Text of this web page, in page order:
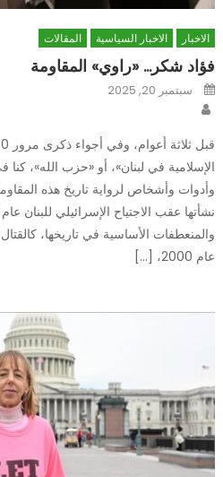
الاخبار الاخبار السياسية المقالات
فؤاد شكر… «راوي» المقاومة
Posted
onسبتمبر 20, 2025
الإسلامية في لبنان»، أو «حزب الله»،
وأدوات وأشخاص لرواية تاريخ هذه
والمنعطفات الأساسية في تاريخها،
عام 2000، […]